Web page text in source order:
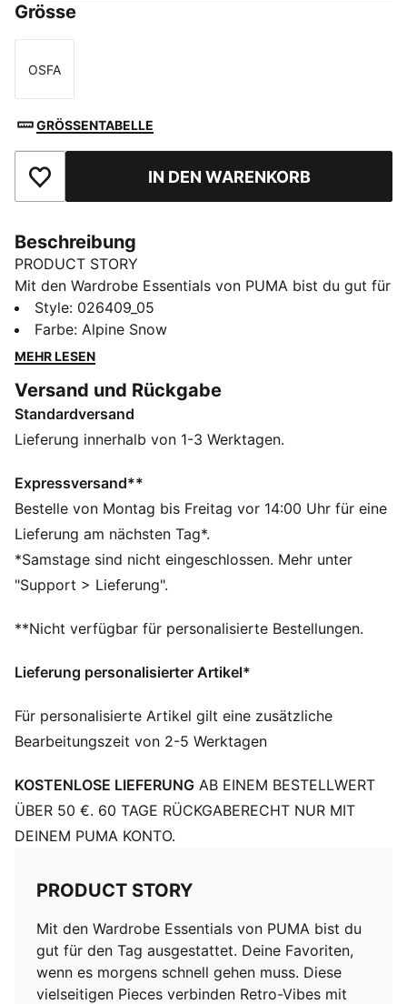
Grösse
Größe
OSFA
GRÖSSENTABELLE
Zu Favoriten hinzufügenIN DEN WARENKORB
Beschreibung
PRODUCT STORY
Mit den Wardrobe Essentials von PUMA bist du gut für
den Tag ausgestattet. Deine Favoriten, wenn es
morgens schnell gehen muss. Diese vielseitigen Pieces
verbinden Retro-Vibes mit modernem Design für ein
wohin dein Tag dich führt.
DETAILS
Passform: Regulär
Mit Umschlag
Gewebter Patch mit PUMA Cat Logo auf der
Vorderseite
Einheitsgröße
Style: 026409_05
Farbe: Alpine Snow
MEHR LESEN
Versand und Rückgabe
Standardversand
Lieferung innerhalb von 1-3 Werktagen.
Expressversand**
Bestelle von Montag bis Freitag vor 14:00 Uhr für eine
Lieferung am nächsten Tag*.
*Samstage sind nicht eingeschlossen. Mehr unter
"Support > Lieferung".
**Nicht verfügbar für personalisierte Bestellungen.
Lieferung personalisierter Artikel*
Für personalisierte Artikel gilt eine zusätzliche
Bearbeitungszeit von 2-5 Werktagen
KOSTENLOSE LIEFERUNG AB EINEM BESTELLWERT
ÜBER 50 €. 60 TAGE RÜCKGABERECHT NUR MIT
DEINEM PUMA KONTO.
PRODUCT STORY
Mit den Wardrobe Essentials von PUMA bist du
gut für den Tag ausgestattet. Deine Favoriten,
wenn es morgens schnell gehen muss. Diese
vielseitigen Pieces verbinden Retro-Vibes mit